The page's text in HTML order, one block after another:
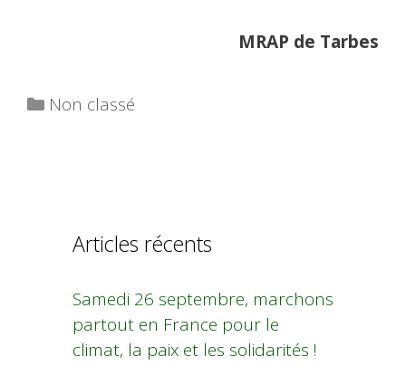
MRAP de Tarbes
Catégories
Non classé
Articles récents
Samedi 26 septembre, marchons
partout en France pour le
climat, la paix et les solidarités !